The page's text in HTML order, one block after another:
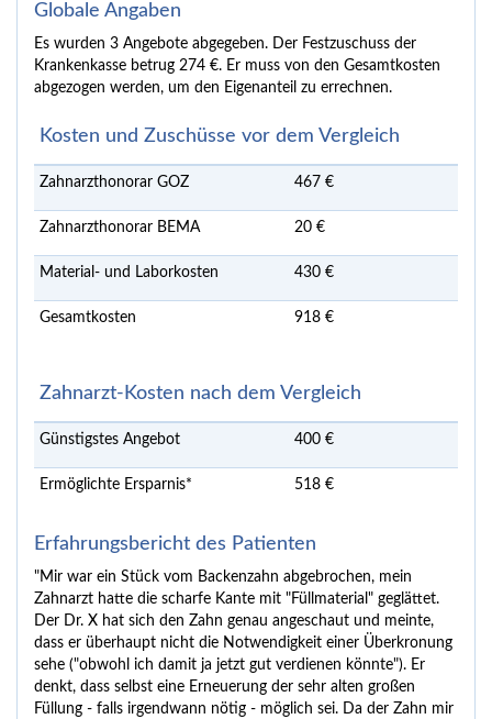
Globale Angaben
Es wurden 3 Angebote abgegeben. Der Festzuschuss der
Krankenkasse betrug 274 €. Er muss von den Gesamtkosten
abgezogen werden, um den Eigenanteil zu errechnen.
Kosten und Zuschüsse vor dem Vergleich
Zahnarzthonorar GOZ 467 €
Zahnarzthonorar BEMA 20 €
Material- und Laborkosten 430 €
Gesamtkosten 918 €
Zahnarzt-Kosten nach dem Vergleich
Günstigstes Angebot 400 €
Ermöglichte Ersparnis* 518 €
Erfahrungsbericht des Patienten
"Mir war ein Stück vom Backenzahn abgebrochen, mein
Zahnarzt hatte die scharfe Kante mit "Füllmaterial" geglättet.
Der Dr. X hat sich den Zahn genau angeschaut und meinte,
dass er überhaupt nicht die Notwendigkeit einer Überkronung
sehe ("obwohl ich damit ja jetzt gut verdienen könnte"). Er
denkt, dass selbst eine Erneuerung der sehr alten großen
Füllung - falls irgendwann nötig - möglich sei. Da der Zahn mir